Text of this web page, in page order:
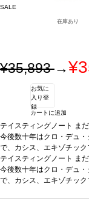
SALE
在庫あり
¥35,893→
お気に
入り登
録
カートに追加
テイスティングノート ま
今後数十年はクロ・デュ
で、カシス、エキゾチッ
ッシュさを併せ持つ。ア
ンが弾ける。合う料理ロ
38% グルナッシュ・ノワ
テイスティングノート ま
今後数十年はクロ・デュ
で、カシス、エキゾチッ